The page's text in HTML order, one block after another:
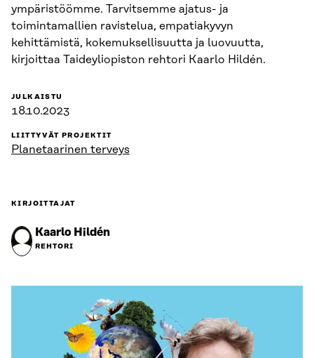
ympäristöömme. Tarvitsemme ajatus- ja
toimintamallien ravistelua, empatiakyvyn
kehittämistä, kokemuksellisuutta ja luovuutta,
kirjoittaa Taideyliopiston rehtori Kaarlo Hildén.
JULKAISTU
18.10.2023
LIITTYVÄT PROJEKTIT
Planetaarinen terveys
KIRJOITTAJAT
Kaarlo Hildén
REHTORI